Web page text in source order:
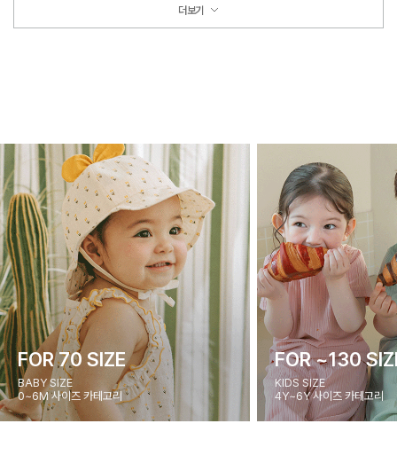
더보기
FOR 70 SIZE
BABY SIZE
0~6M 사이즈 카테고리
FOR ~130
KIDS SIZE
4Y~6Y 사이즈 카테고리